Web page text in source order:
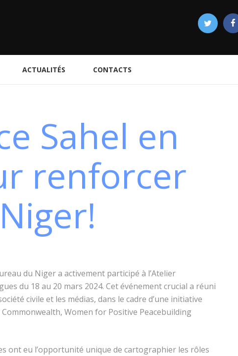
ACTUALITÉS CONTACTS
Sahel en
renforcer
du Niger a activement participé à l’Atelier
du 18 au 20 mars 2024. Cet événement crucial a réuni
civile et les médias, dans le cadre d’une initiative
Women for Positive Peacebuilding
ont eu l’opportunité unique de cartographier les rôles